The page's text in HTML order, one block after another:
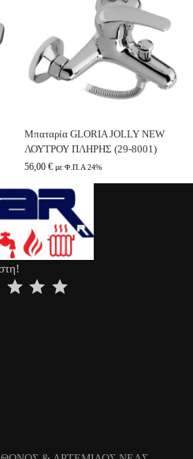
Μπαταρία GLORIA JOLLY NEW
ΛΟΥΤΡΟΥ ΠΛΗΡΗΣ (29-8001)
56,00 € με Φ.Π.Α 24%